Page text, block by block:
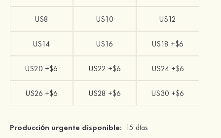
US8 US10 US12
US14 US16 US18 +$6
US20 +$6 US22 +$6 US24 +$6
US26 +$6 US28 +$6 US30 +$6
Producción urgente disponible: 15 días